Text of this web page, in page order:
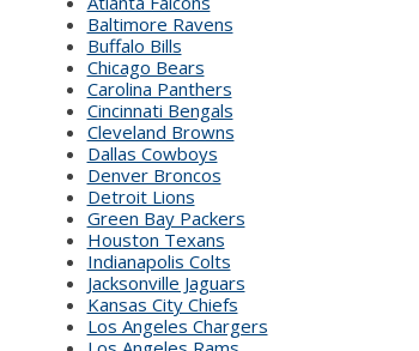
Baltimore Ravens
Buffalo Bills
Chicago Bears
Carolina Panthers
Cincinnati Bengals
Cleveland Browns
Dallas Cowboys
Denver Broncos
Detroit Lions
Green Bay Packers
Houston Texans
Indianapolis Colts
Jacksonville Jaguars
Kansas City Chiefs
Los Angeles Chargers